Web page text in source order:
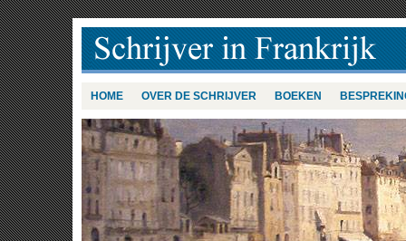
HOME OVER DE SCHRIJVER BOEKEN